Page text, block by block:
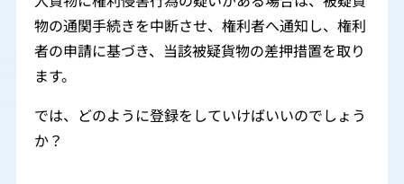
物の通関手続きを中断させ、権利者へ通知し、権利
者の申請に基づき、当該被疑貨物の差押措置を取り
ます。
では、どのように登録をしていけばいいのでしょう
か？